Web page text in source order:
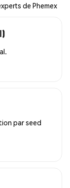
de Phemex
par seed